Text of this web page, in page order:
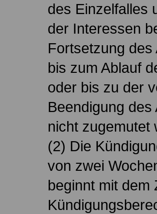
des Einzelfalles
der Interessen
Fortsetzung
bis zum Ablauf
oder bis zu der
Beendigung
nicht zugemutet
(2) Die
von zwei
beginnt mit dem